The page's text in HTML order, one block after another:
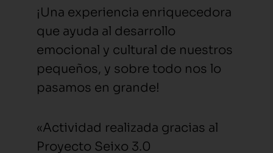
¡Una experiencia enriquecedora
que ayuda al desarrollo
emocional y cultural de nuestros
pequeños, y sobre todo nos lo
pasamos en grande!
«Actividad realizada gracias al
Proyecto Seixo 3.0